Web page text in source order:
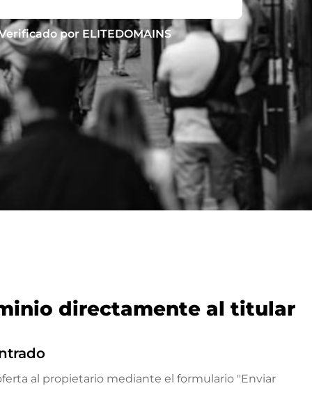
por ELITEDOMAINS
directamente al titular
al propietario mediante el formulario "Enviar